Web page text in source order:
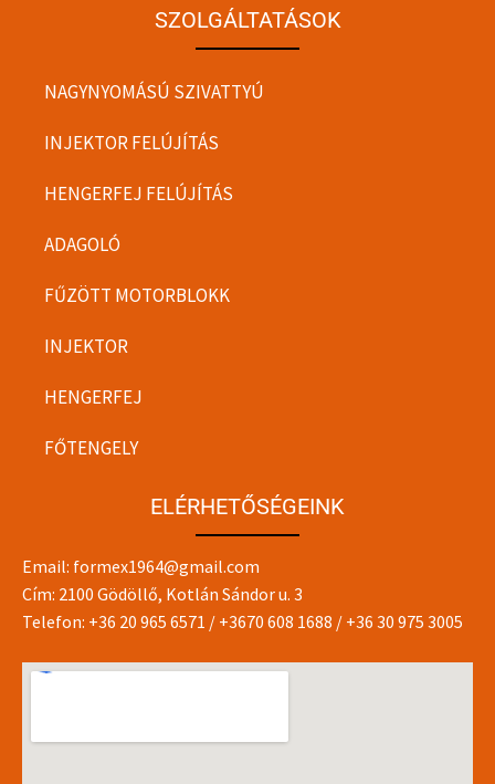
SZOLGÁLTATÁSOK
NAGYNYOMÁSÚ SZIVATTYÚ
INJEKTOR FELÚJÍTÁS
HENGERFEJ FELÚJÍTÁS
ADAGOLÓ
FŰZÖTT MOTORBLOKK
INJEKTOR
HENGERFEJ
FŐTENGELY
ELÉRHETŐSÉGEINK
Email: formex1964@gmail.com
Cím: 2100 Gödöllő, Kotlán Sándor u. 3
Telefon: +36 20 965 6571 / +3670 608 1688 / +36 30 975 3005